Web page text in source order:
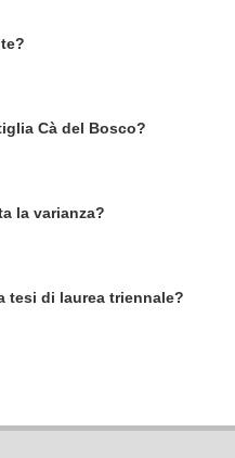
Cà del Bosco?
la varianza?
tesi di laurea triennale?